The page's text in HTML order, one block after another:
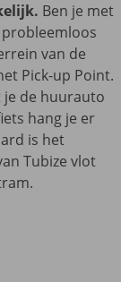
Ben je met
probleemloos
van de
Pick-up Point.
de huurauto
hang je er
is het
Tubize vlot